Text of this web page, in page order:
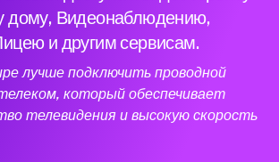
дому, Видеонаблюдению,
и другим сервисам.
лучше подключить проводной
который обеспечивает
телевидения и высокую скорость